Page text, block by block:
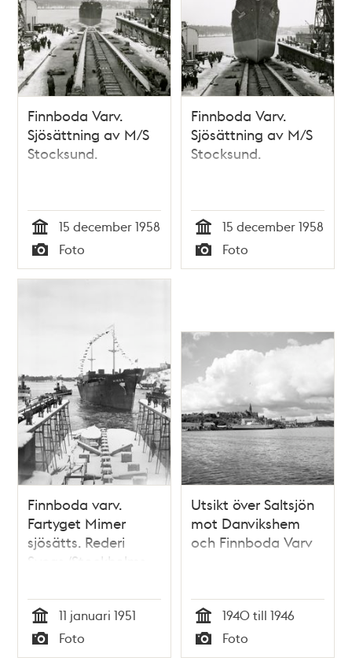
Finnboda Varv.
Sjösättning av M/S
Stocksund.
Tid
15 december 1958
Typ
Foto
Finnboda Varv.
Sjösättning av M/S
Stocksund.
Tid
15 december 1958
Typ
Foto
Finnboda varv.
Fartyget Mimer
sjösätts. Rederi
Sveas (Stockholms
nybyggda
lastmotorfartyg,
den fjärde i serien
av liknande fartyg
Tid
11 januari 1951
Typ
Foto
Utsikt över Saltsjön
mot Danvikshem
och Finnboda Varv
Tid
1940 till 1946
Typ
Foto